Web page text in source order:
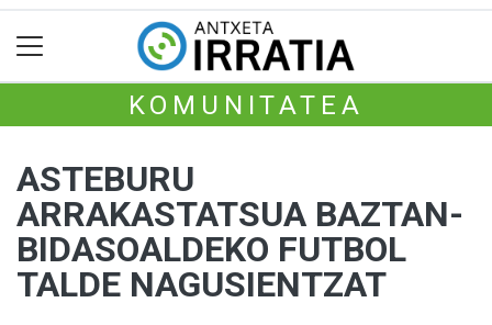
KOMUNITATEA
ASTEBURU
ARRAKASTATSUA BAZTAN-
BIDASOALDEKO FUTBOL
TALDE NAGUSIENTZAT